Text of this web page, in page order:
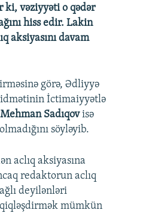
ki, vəziyyəti o qədər
hiss edir. Lakin
aksiyasını davam
görə, Ədliyyə
İctimaiyyətlə
Mehman Sadıqovisə
söyləyib.
aclıq aksiyasına
redaktorun aclıq
deyilənləri
mümkün